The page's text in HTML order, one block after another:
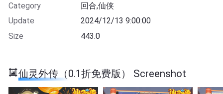
Category
回合,仙侠
Update
2024/12/13 9:00:00
Size
443.0
仙灵外传（0.1折免费版） Screenshot